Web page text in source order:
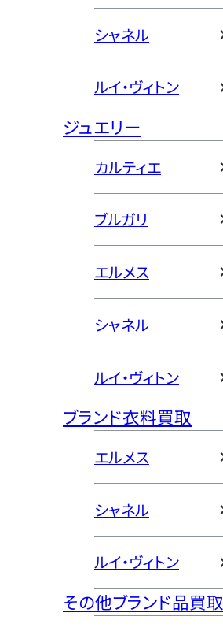
シャネル
ルイ・ヴィトン
ジュエリー
カルティエ
ブルガリ
エルメス
シャネル
ルイ・ヴィトン
ブランド衣料買取
エルメス
シャネル
ルイ・ヴィトン
その他ブランド品買取